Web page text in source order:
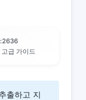
2636
급 가이드
출하고 지